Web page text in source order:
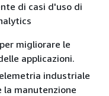
di casi d'uso di
migliorare le
applicazioni.
industriale
la manutenzione